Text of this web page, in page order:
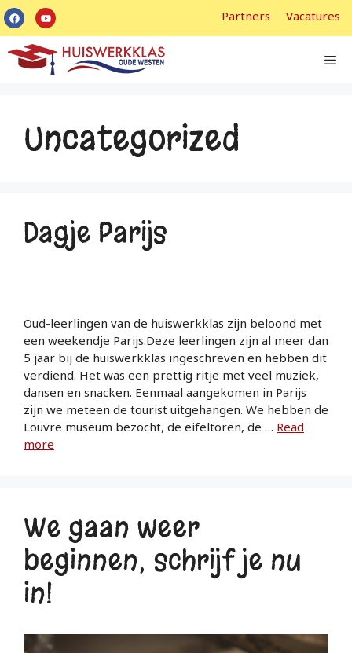
Partners Vacatures
Uncategorized
Dagje Parijs
Oud-leerlingen van de huiswerkklas zijn beloond met
een weekendje Parijs.Deze leerlingen zijn al meer dan
5 jaar bij de huiswerkklas ingeschreven en hebben dit
verdiend. Het was een prettig ritje met veel muziek,
dansen en snacken. Eenmaal aangekomen in Parijs
zijn we meteen de tourist uitgehangen. We hebben de
Louvre museum bezocht, de eifeltoren, de … Read
more
We gaan weer
beginnen; schrijf je nu
in!